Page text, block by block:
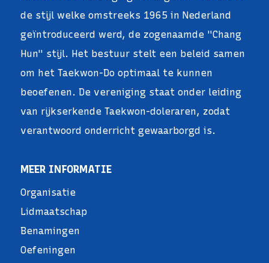
de stijl welke omstreeks 1965 in Nederland
geïntroduceerd werd, de zogenaamde "Chang
Hun" stijl. Het bestuur stelt een beleid samen
om het Taekwon-Do optimaal te kunnen
beoefenen. De vereniging staat onder leiding
van rijkserkende Taekwon-doleraren, zodat
verantwoord onderricht gewaarborgd is.
MEER INFORMATIE
Organisatie
Lidmaatschap
Benamingen
Oefeningen